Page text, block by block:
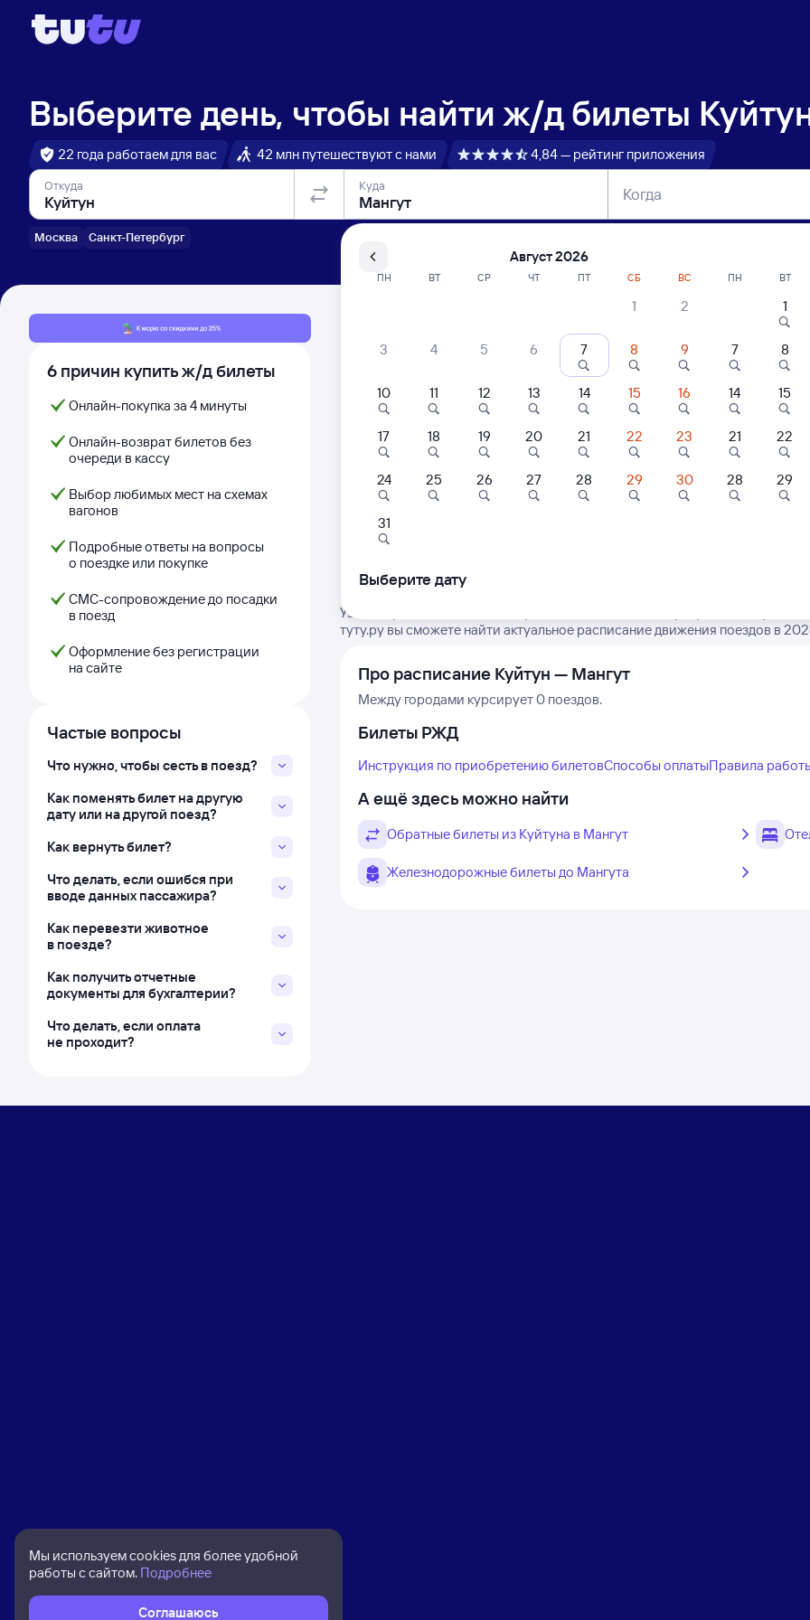
Выберите день, чтобы найти ж/д билеты
22 года работаем для вас 42 млн путешествуют с нами 4,84 — рейтинг приложения
Откуда
Москва Санкт-Петербург
Куда Когда
6 причин купить ж/д билеты
Онлайн-покупка за 4 минуты
Онлайн-возврат билетов без
очереди в кассу
Выбор любимых мест на схемах
вагонов
Подробные ответы на вопросы
о поездке или покупке
СМС-сопровождение до посадки
в поезд
Оформление без регистрации
на сайте
Частые вопросы
Что нужно, чтобы сесть в поезд?
Как поменять билет на другую
дату или на другой поезд?
Как вернуть билет?
Что делать, если ошибся при
вводе данных пассажира?
Как перевезти животное
в поезде?
Как получить отчетные
документы для бухгалтерии?
Что делать, если оплата
не проходит?
Расписание поездов Куйтун — Мангут
Нет рейсов по
Узнайте расписание пассажирских поездов РЖД из Куйтуна в Мангут.
туту.ру вы сможете найти актуальное расписание движения поездов в
Про расписание Куйтун — Мангут
Между городами курсирует 0 поездов.
Билеты РЖД
Инструкция по приобретению билетовСпособы оплатыПравила
А ещё здесь можно найти
Обратные билеты из Куйтуна в Мангут
Железнодорожные билеты до Мангута
Мы используем cookies для более удобной
работы с сайтом. Подробнее
Соглашаюсь
Август 2026
ПН ВТ СР ЧТ ПТ СБ ВС
1 2
3 4 5 6 7 8 9
10 11 12 13 14 15 16
17 18 19 20 21 22 23
24 25 26 27 28 29 30
31
ПН ВТ
1
7 8
14 15
21 22
28 29
Выберите дату